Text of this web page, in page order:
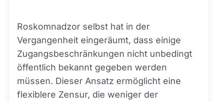
Roskomnadzor selbst hat in der
Vergangenheit eingeräumt, dass einige
Zugangsbeschränkungen nicht unbedingt
öffentlich bekannt gegeben werden
müssen. Dieser Ansatz ermöglicht eine
flexiblere Zensur, die weniger der